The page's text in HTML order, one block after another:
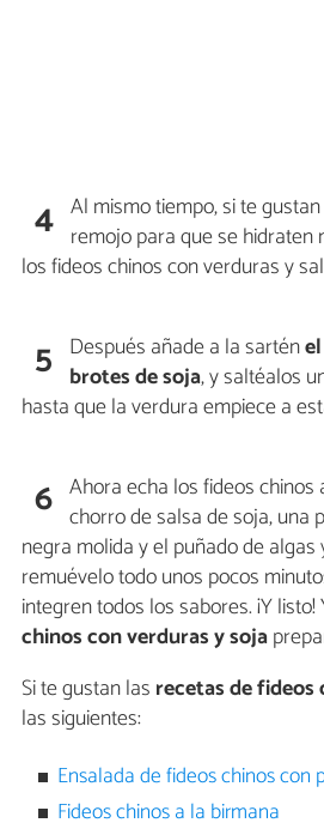
4 Al mismo tiempo, si te
remojo para que se hidraten
los fideos chinos con verduras y
5 Después añade a la sartén
brotes de soja, y saltéalos
hasta que la verdura empiece a
6 Ahora echa los fideos
chorro de salsa de soja, una
negra molida y el puñado de algas
remuévelo todo unos pocos
integren todos los sabores. ¡Y
chinos con verduras y soja
Si te gustan las recetas de fideos
las siguientes:
Ensalada de fideos chinos con
Fideos chinos a la birmana